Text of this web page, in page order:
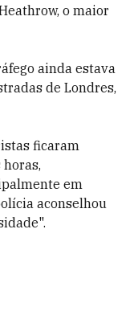
o maior
ainda estava
de Londres,
ficaram
em
aconselhou